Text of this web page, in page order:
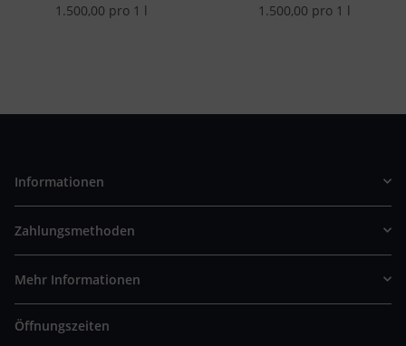
1.500,00 pro 1 l
1.500,00 pro 1 l
Informationen
Zahlungsmethoden
Mehr Informationen
Öffnungszeiten